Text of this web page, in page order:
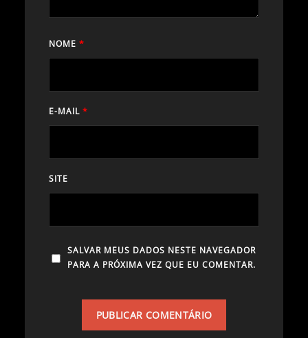
NOME *
E-MAIL *
SITE
SALVAR MEUS DADOS NESTE NAVEGADOR
PARA A PRÓXIMA VEZ QUE EU COMENTAR.